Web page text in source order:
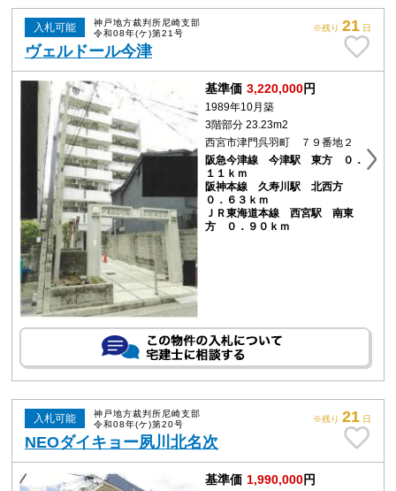
入札可能
神戸地方裁判所尼崎支部
令和08年(ケ)第21号
ヴェルドール今津
※残り21 日
基準価 3,220,000円
1989年10月築
3階部分 23.23m2
西宮市津門呉羽町 ７９番地２
阪急今津線 今津駅 東方 ０．
１１ｋｍ
阪神本線 久寿川駅 北西方
０．６３ｋｍ
ＪＲ東海道本線 西宮駅 南東
方 ０．９０ｋｍ
入札可能
神戸地方裁判所尼崎支部
令和08年(ケ)第20号
NEOダイキョー夙川北名次
※残り21 日
基準価 1,990,000円